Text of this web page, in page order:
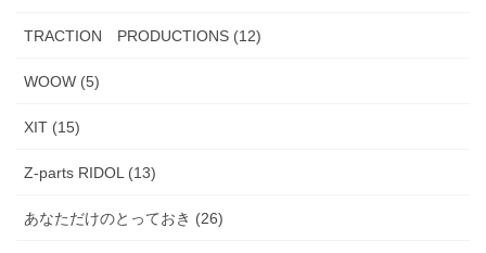
TRACTION PRODUCTIONS (12)
WOOW (5)
XIT (15)
Z-parts RIDOL (13)
あなただけのとっておき (26)